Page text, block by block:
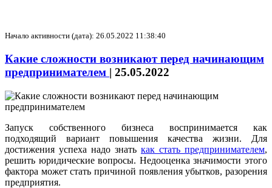
Начало активности (дата): 26.05.2022 11:38:40
Какие сложности возникают перед начинающим
предпринимателем | 25.05.2022
Запуск собственного бизнеса воспринимается как
подходящий вариант повышения качества жизни. Для
достижения успеха надо знать как стать предпринимателем,
решить юридические вопросы. Недооценка значимости этого
фактора может стать причиной появления убытков, разорения
предприятия.